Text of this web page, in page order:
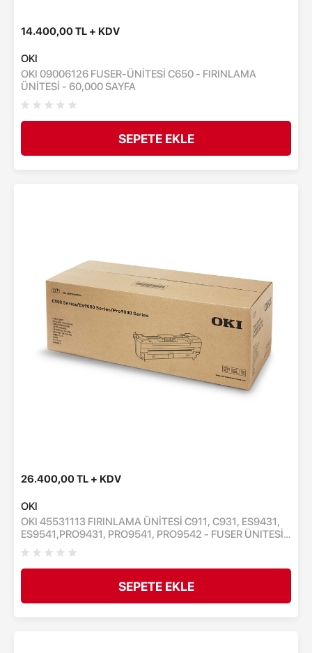
14.400,00 TL + KDV
OKI
OKI 09006126 FUSER-ÜNİTESİ C650 - FIRINLAMA
ÜNİTESİ - 60,000 SAYFA
SEPETE EKLE
26.400,00 TL + KDV
OKI
OKI 45531113 FIRINLAMA ÜNİTESİ C911, C931, ES9431,
ES9541,PRO9431, PRO9541, PRO9542 - FUSER ÜNITESİ -
150,000 SAYFA
SEPETE EKLE